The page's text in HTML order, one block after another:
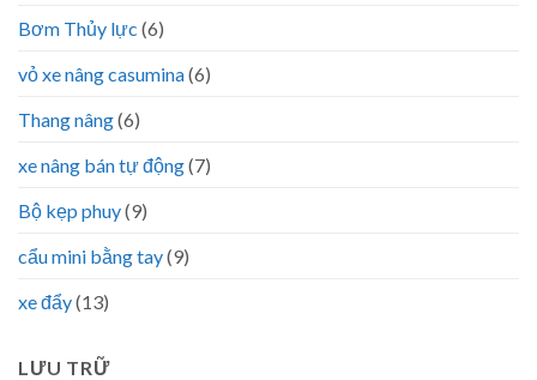
Bơm Thủy lực (6)
vỏ xe nâng casumina(6)
Thang nâng(6)
xe nâng bán tự động(7)
Bộ kẹp phuy(9)
cẩu mini bằng tay(9)
xe đẩy(13)
LƯU TRỮ